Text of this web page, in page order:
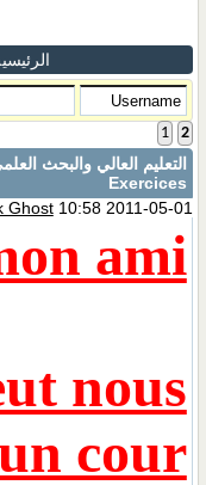
1 2
التعليم العالي والبحث
Exercices
Ghost10:58 2011-05-01
ami
nous
cour